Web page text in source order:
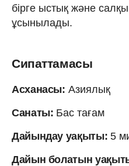
бірге ыстық және
ұсынылады.
Сипаттамасы
Асханасы: Азиялық
Санаты: Бас тағам
Дайындау уақыты: 5
Дайын болатын